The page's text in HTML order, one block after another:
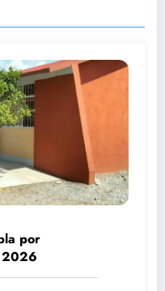
por
2026